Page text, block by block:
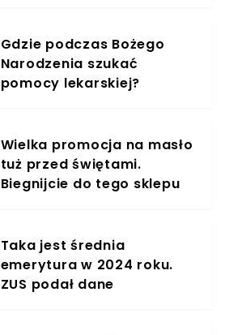
Gdzie podczas Bożego
Narodzenia szukać
pomocy lekarskiej?
Wielka promocja na masło
tuż przed świętami.
Biegnijcie do tego sklepu
Taka jest średnia
emerytura w 2024 roku.
ZUS podał dane